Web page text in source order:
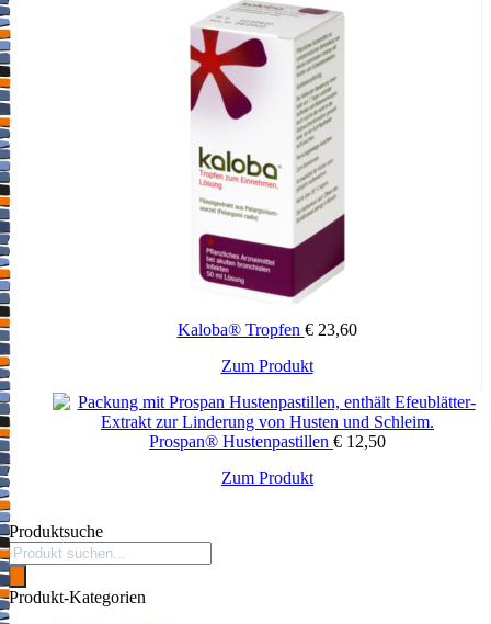
Kaloba® Tropfen €23,60
Zum Produkt
Prospan® Hustenpastillen € 12,50
Zum Produkt
Produktsuche
Products
search
Produkt-Kategorien